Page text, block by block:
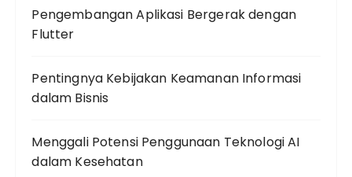
Pengembangan Aplikasi Bergerak dengan
Flutter
Pentingnya Kebijakan Keamanan Informasi
dalam Bisnis
Menggali Potensi Penggunaan Teknologi AI
dalam Kesehatan